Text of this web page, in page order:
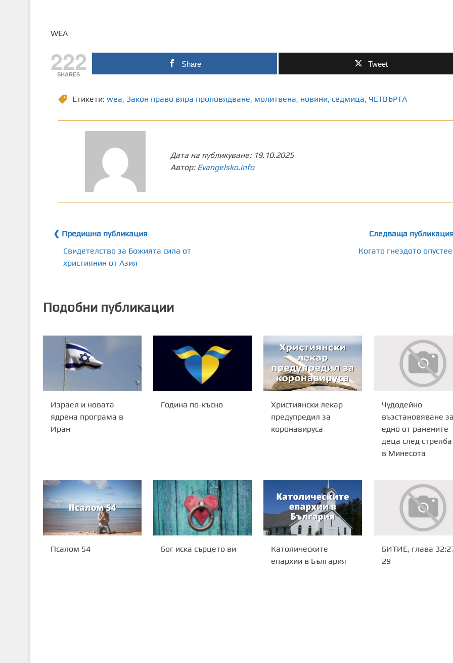
WEA
222
SHARES
Share Tweet
Етикети: wea, Закон право вяра проповядване, молитвена, новини, седмица, ЧЕТВЪРТА
Дата на публикуване: 19.10.2025
Автор: Evangelsko.info
❮ Предишна публикация
Свидетелство за Божията сила от
християнин от Азия
Следваща
Когато гнездото опустее
Подобни публикации
Израел и новата
ядрена програма в
Иран
Година по-късно
Християнски лекар
предупредил за
коронавируса
Чудодейно
възстановяване
едно от ранените
деца след
в Минесота
Псалом 54 Бог иска сърцето ви
Католическите
епархии в България
БИТИЕ, глава
29